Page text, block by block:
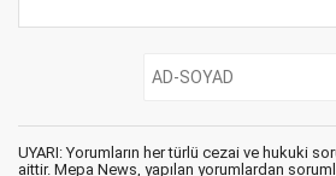
UYARI: Yorumların her türlü cezai ve hukuki
aittir. Mepa News, yapılan yorumlardan